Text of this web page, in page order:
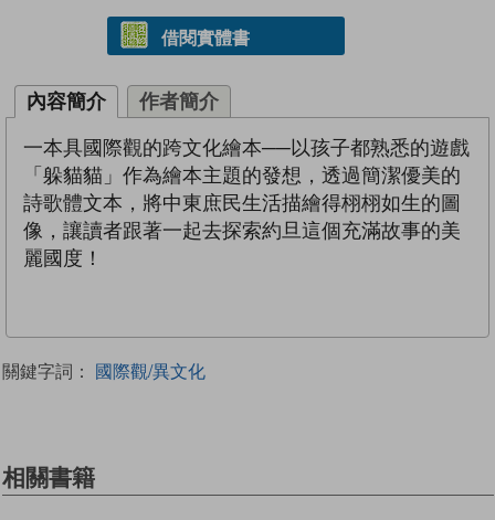
借閱實體書
內容簡介 作者簡介
一本具國際觀的跨文化繪本──以孩子都熟悉的遊戲
「躲貓貓」作為繪本主題的發想，透過簡潔優美的
詩歌體文本，將中東庶民生活描繪得栩栩如生的圖
像，讓讀者跟著一起去探索約旦這個充滿故事的美
麗國度！
關鍵字詞： 國際觀/異文化
相關書籍